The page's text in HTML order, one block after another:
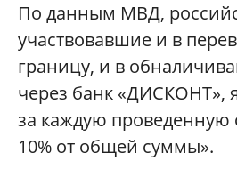
По данным МВД,
участвовавшие и в
границу, и в
через банк «ДИСКОНТ»,
за каждую
10% от общей суммы».